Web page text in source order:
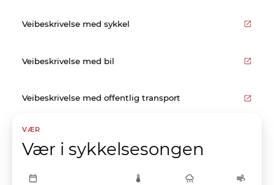
Veibeskrivelse med sykkel
Veibeskrivelse med bil
Veibeskrivelse med offentlig transport
VÆR
Vær i sykkelsesongen